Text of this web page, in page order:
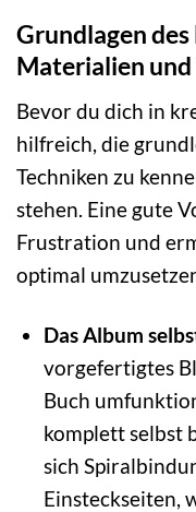
Grundlagen
Materialien und
Bevor du dich in
hilfreich, die
Techniken zu
stehen. Eine gute
Frustration und
optimal
Das Album
vorgefertigtes
Buch
komplett selbst
sich
Einsteckseiten,